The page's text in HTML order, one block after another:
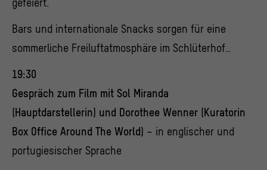
gefeiert.
Bars und internationale Snacks sorgen für eine
sommerliche Freiluftatmosphäre im Schlüterhof..
19:30
Gespräch zum Film mit Sol Miranda
(Hauptdarstellerin) und Dorothee Wenner (Kuratorin
Box Office Around The World) – in englischer und
portugiesischer Sprache